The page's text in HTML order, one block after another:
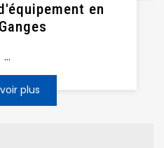
en
...
plus